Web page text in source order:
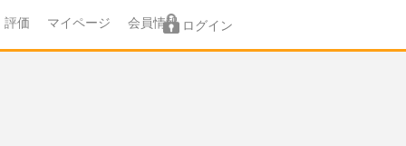
評価 マイページ 会員情報 ログイン